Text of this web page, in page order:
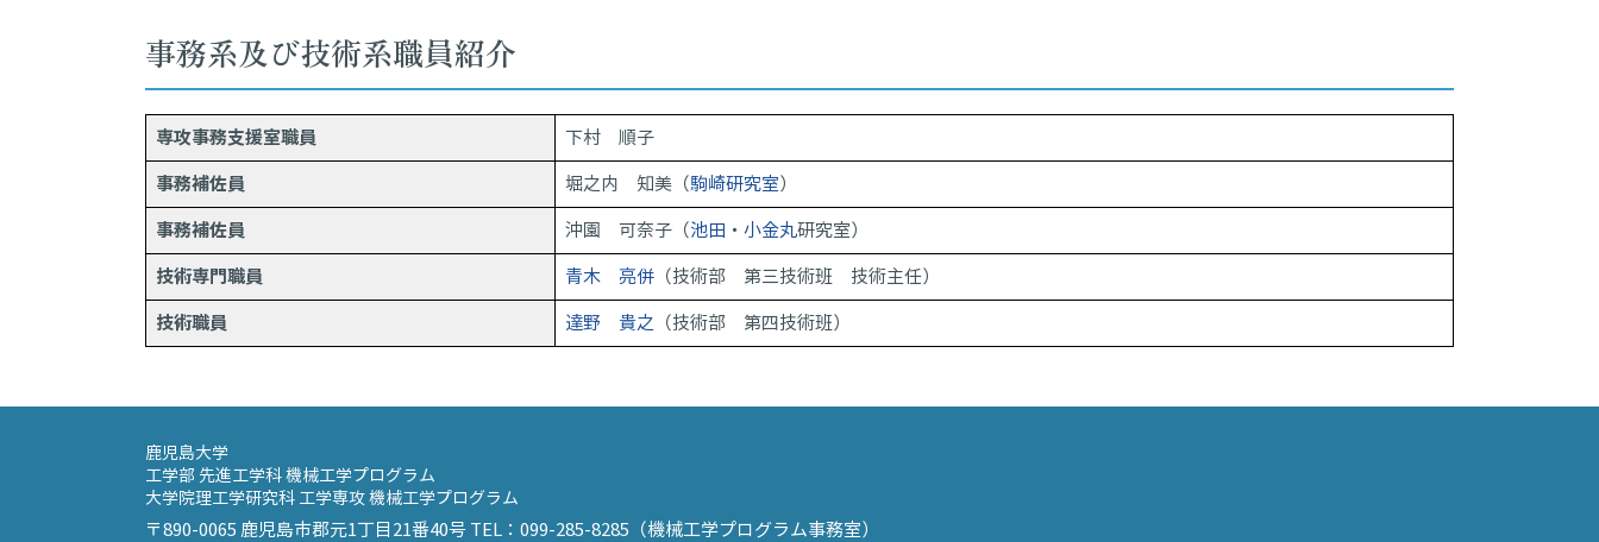
事務系及び技術系職員紹介
専攻事務支援室職員 下村 順子
事務補佐員 堀之内 知美（駒崎研究室）
事務補佐員 沖園 可奈子（池田 ・ 小金丸研究室）
技術専門職員 青木 亮併（技術部 第三技術班 技術主任）
技術職員 達野 貴之 （技術部 第四技術班）
鹿児島大学
工学部 先進工学科 機械工学プログラム
大学院理工学研究科 工学専攻 機械工学プログラム
〒890-0065 鹿児島市郡元1丁目21番40号 TEL：099-285-8285（機械工学プログラム事務室）